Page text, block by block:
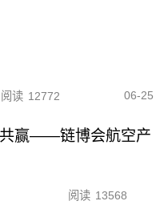
阅读 12772 06-25
赢——链博会航空产
阅读 13568